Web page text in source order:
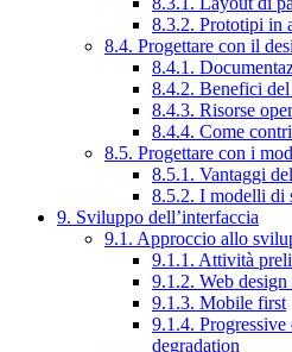
8.3.2. Prototipi in
8.4. Progettare con il
8.4.1.
8.4.2. Benefici del
8.4.3. Risorse
8.4.4. Come
8.5. Progettare con i
8.5.1. Vantaggi
8.5.2. I modelli di
9. Sviluppo dell’interfaccia
9.1. Approccio allo
9.1.1. Attività
9.1.2. Web design
9.1.3. Mobile first
9.1.4. Progressive
degradation